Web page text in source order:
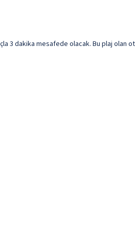
3 dakika mesafede olacak. Bu plaj olan